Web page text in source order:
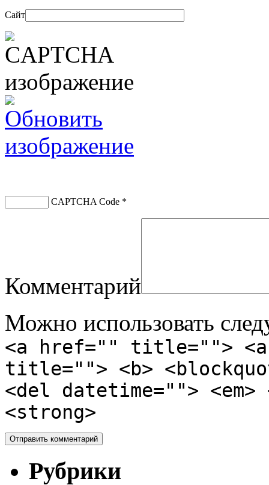
Сайт
CAPTCHA Code *
Комментарий
Можно использовать
<a href="" title="">
title=""> <b>
<del datetime="">
<strong>
Рубрики